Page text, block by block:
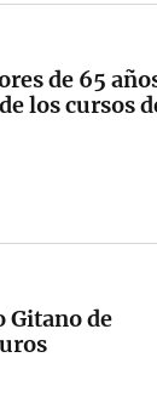
de 65
los cursos
Gitano de